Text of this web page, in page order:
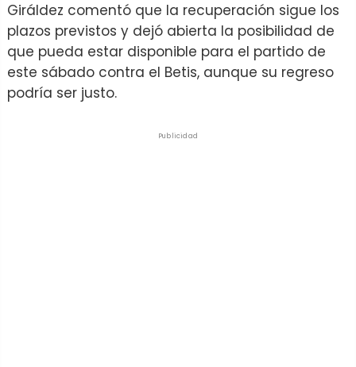
Giráldez comentó que la recuperación sigue los
plazos previstos y dejó abierta la posibilidad de
que pueda estar disponible para el partido de
este sábado contra el Betis, aunque su regreso
podría ser justo.
Publicidad